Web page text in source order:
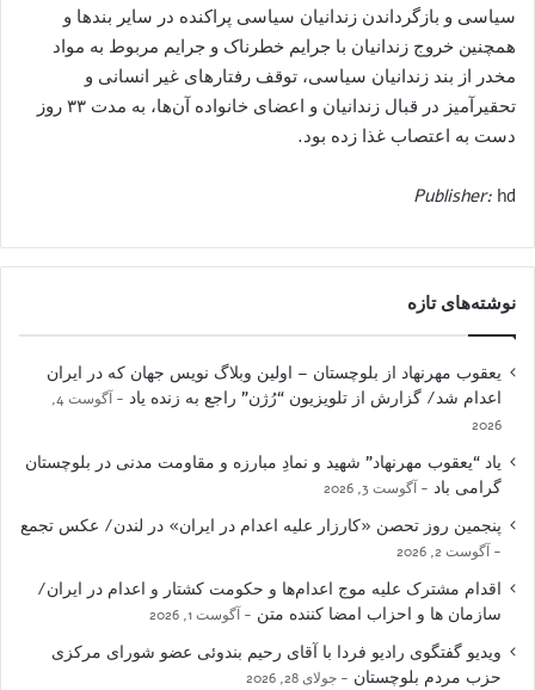
سیاسی و بازگرداندن زندانیان سیاسی پراکنده در سایر بند‌ها و
همچنین خروج زندانیان با جرایم خطرناک و جرایم مربوط به مواد
مخدر از بند زندانیان سیاسی، توقف رفتارهای غیر انسانی و
تحقیرآمیز در قبال زندانیان و اعضای خانواده آن‌ها، به مدت ۳۳ روز
دست به اعتصاب غذا زده بود.
Publisher: hd
نوشته‌های تازه
یعقوب مهرنهاد از بلوچستان – اولین وبلاگ نویس جهان که در ایران
اعدام شد/ گزارش از تلویزیون “رُژن” راجع به زنده یاد
آگوست 4,
2026
یاد “یعقوب مهرنهاد” شهید و نمادِ مبارزه و مقاومت مدنی در بلوچستان
گرامی باد
آگوست 3, 2026
پنجمین روز تحصن «کارزار علیه اعدام در ایران» در لندن/ عکس تجمع
آگوست 2, 2026
اقدام مشترک علیه موج اعدام‌ها و حکومت کشتار و اعدام در ایران/
سازمان ها و احزاب امضا کننده متن
آگوست 1, 2026
ویدیو گفتگوی رادیو فردا با آقای رحیم بندوئی عضو شورای مرکزی
حزب مردم بلوچستان
جولای 28, 2026